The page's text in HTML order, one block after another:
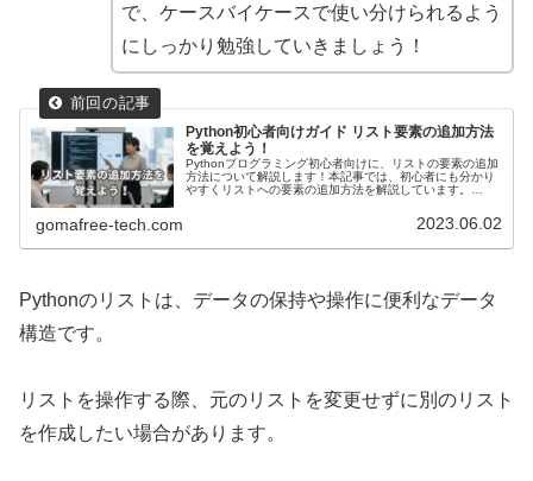
で、ケースバイケースで使い分けられるよう
にしっかり勉強していきましょう！
Python初心者向けガイド リスト要素の追加方法
を覚えよう！
Pythonプログラミング初心者向けに、リストの要素の追加
方法について解説します！本記事では、初心者にも分かり
やすくリストへの要素の追加方法を解説しています。
法、insertメソッドの利用方法を解説しています。
gomafree-tech.com 2023.06.02
Pythonのリストは、データの保持や操作に便利なデータ
構造です。
リストを操作する際、元のリストを変更せずに別のリスト
を作成したい場合があります。